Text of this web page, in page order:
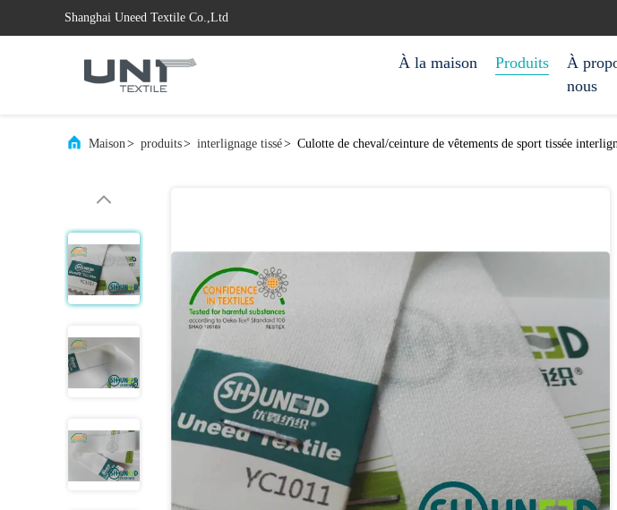
Shanghai Uneed Textile Co.,Ltd
À la maison Produits
À
nous
Maison> produits> interlignage tissé> Culotte de cheval/ceinture de vêtements de sport tissée